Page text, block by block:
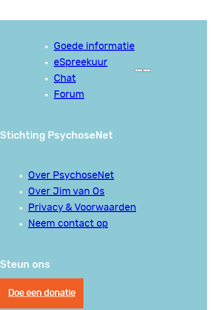
Goede informatie
eSpreekuur
Chat
Forum
Stichting PsychoseNet
Over PsychoseNet
Over Jim van Os
Privacy & Voorwaarden
Neem contact op
Steun ons
Doe een donatie